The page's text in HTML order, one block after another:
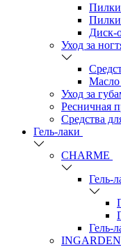
Пилки
Диск-
Уход за
Масло
Уход за
Ресничная
Средства
Гель-лаки
СHARME
Гель-
Гель-
INGARDEN